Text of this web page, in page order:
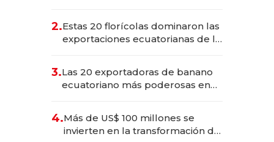
2.Estas 20 florícolas dominaron las
exportaciones ecuatorianas de la
3.Las 20 exportadoras de banano
ecuatoriano más poderosas en
4.Más de US$ 100 millones se
invierten en la transformación de